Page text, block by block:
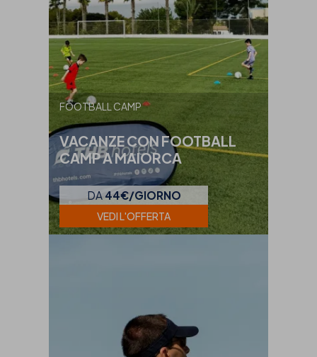
FOOTBALL CAMP
VACANZE CON FOOTBALL
CAMP A MAIORCA
DA 44€/GIORNO
VEDI L'OFFERTA